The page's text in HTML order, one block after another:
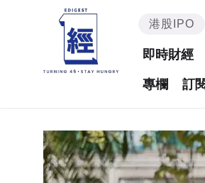
港股IPO
即時財經
專欄 訂